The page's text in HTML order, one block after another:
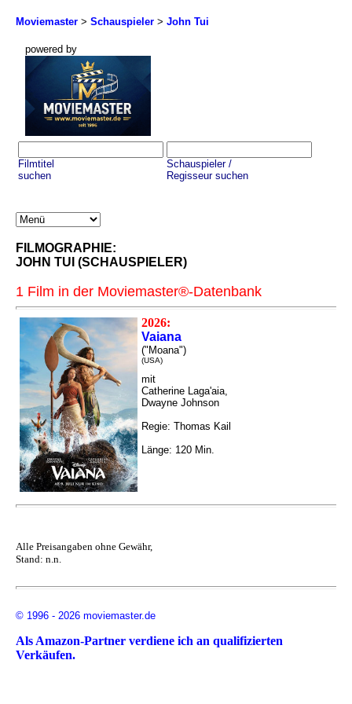
Moviemaster > Schauspieler > John Tui
powered by
Filmtitel
suchen
Schauspieler /
Regisseur suchen
FILMOGRAPHIE:
JOHN TUI (SCHAUSPIELER)
1 Film in der Moviemaster®-Datenbank
2026:
Vaiana
("Moana")
(USA)
mit
Catherine Laga'aia,
Dwayne Johnson
Regie: Thomas Kail
Länge: 120 Min.
Alle Preisangaben ohne Gewähr,
Stand: n.n.
© 1996 - 2026 moviemaster.de
Als Amazon-Partner verdiene ich an qualifizierten
Verkäufen.